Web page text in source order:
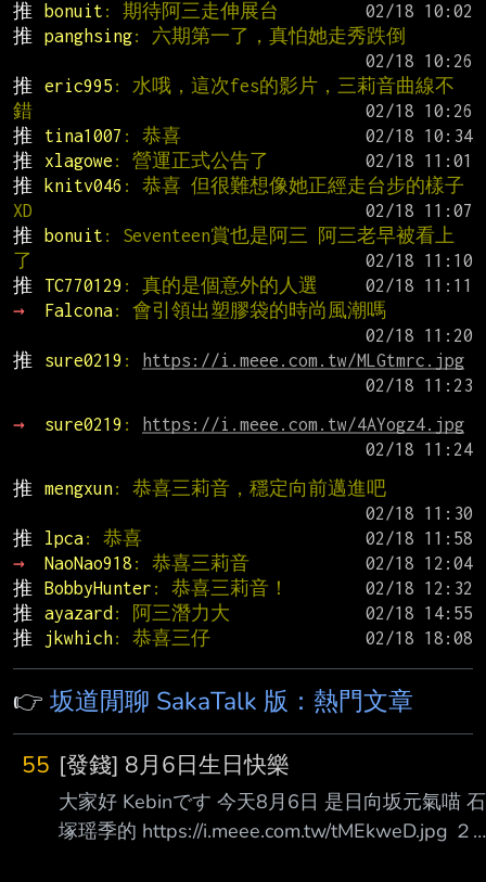
推
bonuit : 期待阿三走伸展台
推
panghsing: 六期第一了，真怕她走秀跌倒
推
eric995 : 水哦，這次fes的影片，三莉音曲線不
錯
推
tina1007 : 恭喜
推
xlagowe : 營運正式公告了
推
knitv046 : 恭喜 但很難想像她正經走台步的樣子
XD
推
bonuit : Seventeen賞也是阿三 阿三老早被看上
了
推
TC770129 : 真的是個意外的人選
→
Falcona: 會引領出塑膠袋的時尚風潮嗎
推
sure0219 :
https://i.meee.com.tw/MLGtmrc.jpg
→
sure0219 :
https://i.meee.com.tw/4AYogz4.jpg
推
mengxun: 恭喜三莉音，穩定向前邁進吧
推
lpca: 恭喜
→
NaoNao918 : 恭喜三莉音
推
BobbyHunter : 恭喜三莉音！
推
ayazard : 阿三潛力大
推
jkwhich: 恭喜三仔
👉 坂道閒聊 SakaTalk 版：熱門文章
55 [發錢] 8月6日生日快樂
大家好 Kebinです 今天8月6日 是日向坂元氣喵 石
塚瑶季的 https://i.meee.com.tw/tMEkweD.jpg ２